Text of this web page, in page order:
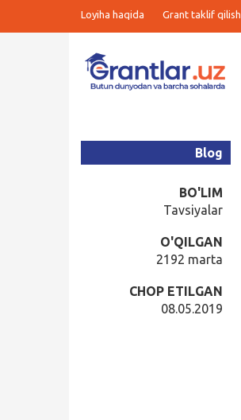
Loyiha haqida Grant taklif qilish
Blog
BO'LIM
Tavsiyalar
O'QILGAN
2192 marta
CHOP ETILGAN
08.05.2019